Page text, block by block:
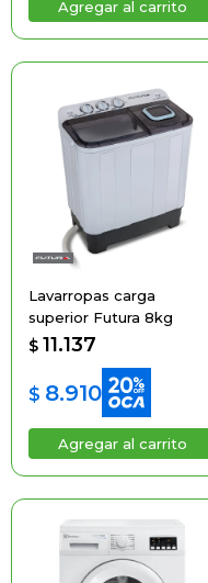
Lavarropas carga
superior Futura 8kg
$ 11.137
$ 8.910